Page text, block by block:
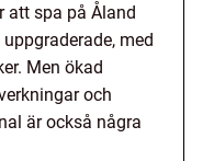
att spa på Åland
med
Men ökad
och
är också några